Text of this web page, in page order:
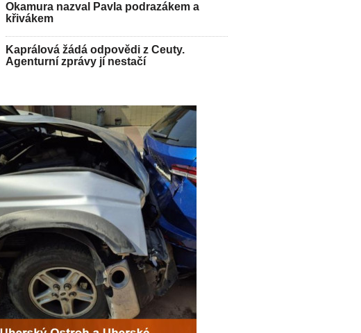
Okamura nazval Pavla podrazákem a
křivákem
Kaprálová žádá odpovědi z Ceuty.
Agenturní zprávy jí nestačí